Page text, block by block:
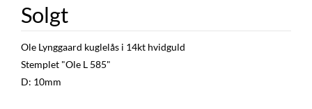
Solgt
Ole Lynggaard kuglelås i 14kt hvidguld
Stemplet "Ole L 585"
D: 10mm